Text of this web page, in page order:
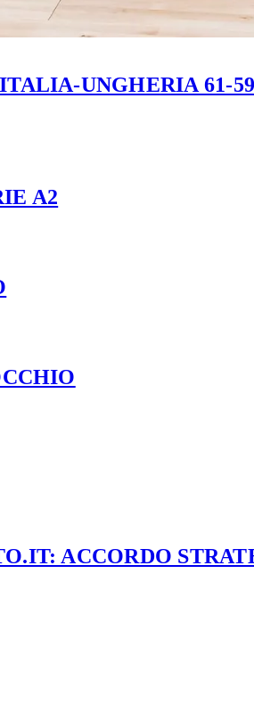
UNGHERIA 61-
A2
ACCORDO